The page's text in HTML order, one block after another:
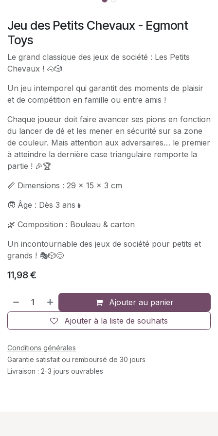
Jeu des Petits Chevaux - Egmont
Toys
Le grand classique des jeux de société : Les Petits
Chevaux ! 🐴🎲
Un jeu intemporel qui garantit des moments de plaisir
et de compétition en famille ou entre amis !
Chaque joueur doit faire avancer ses pions en fonction
du lancer de dé et les mener en sécurité sur sa zone
de couleur. Mais attention aux adversaires… le premier
à atteindre la dernière case triangulaire remporte la
partie ! 🎉🏆
📏 Dimensions : 29 x 15 x 3 cm
🧒 Âge : Dès 3 ans👧
🌿 Composition : Bouleau & carton
Un incontournable des jeux de société pour petits et
grands ! 🎭🎲😊
11,98€
Ajouter au panier
Ajouter à la liste de souhaits
Conditions générales
Garantie satisfait ou remboursé de 30 jours
Livraison : 2-3 jours ouvrables